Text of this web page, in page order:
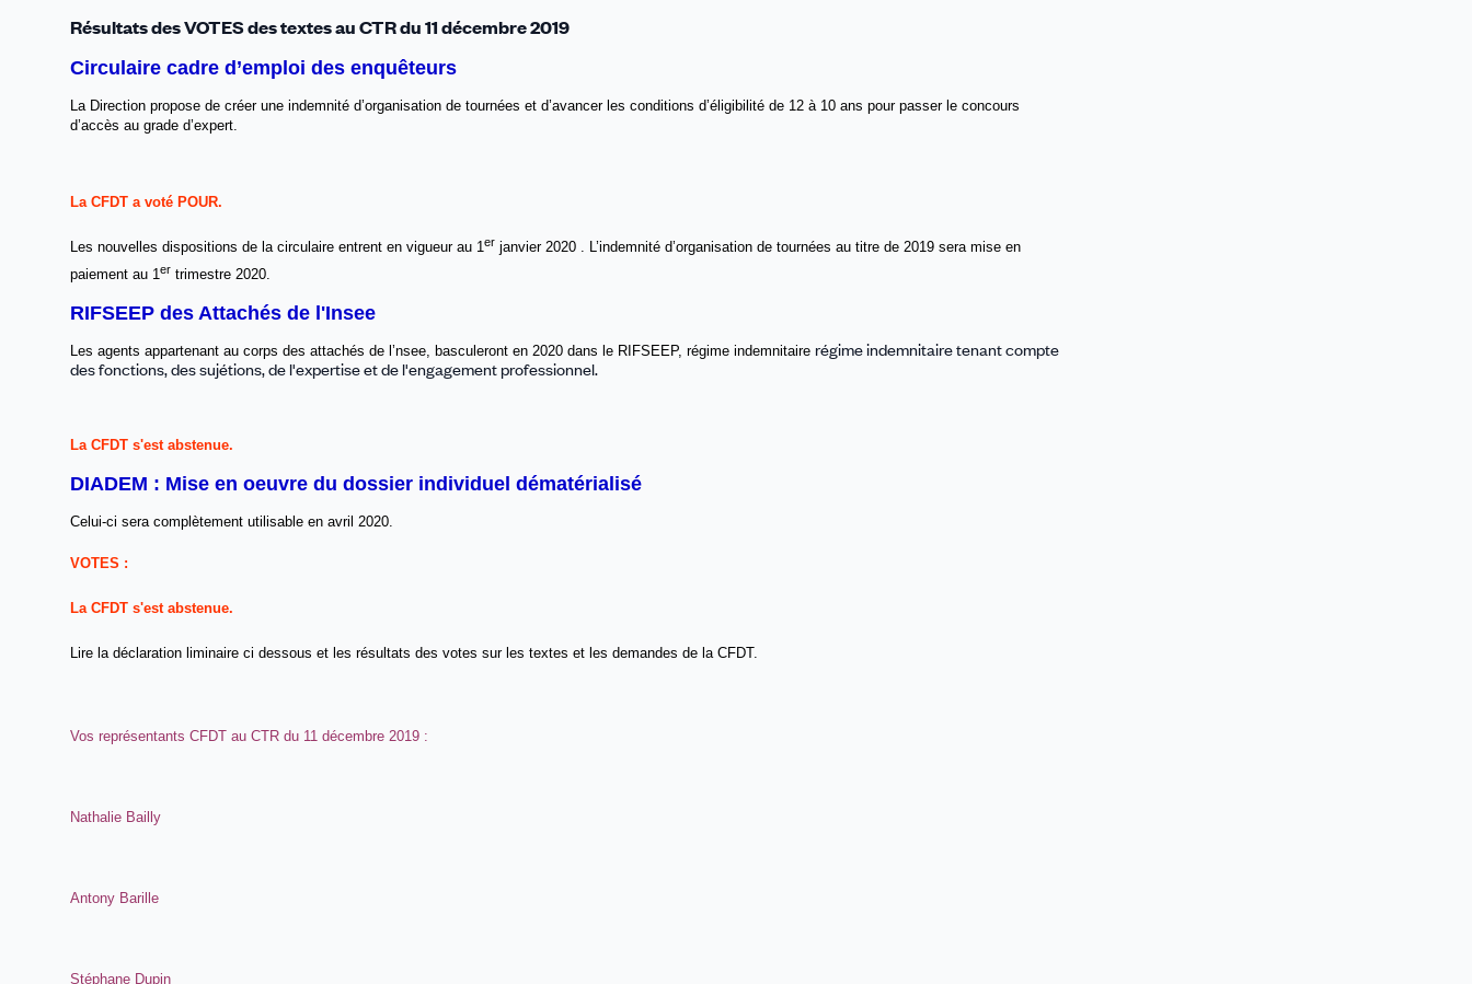
Résultats des VOTES des textes au CTR du 11 décembre 2019
Circulaire cadre d’emploi des enquêteurs
La Direction propose de créer une indemnité d’organisation de tournées et d’avancer les conditions d’éligibilité de 12 à 10 ans pour passer le concours
d’accès au grade d’expert.
La CFDT a voté POUR.
Les nouvelles dispositions de la circulaire entrent en vigueur au 1er janvier 2020 . L’indemnité d’organisation de tournées au titre de 2019 sera mise en
paiement au 1er trimestre 2020.
RIFSEEP des Attachés de l'Insee
Les agents appartenant au corps des attachés de l’nsee, basculeront en 2020 dans le RIFSEEP, régime indemnitaire régime indemnitaire tenant compte
des fonctions, des sujétions, de l'expertise et de l'engagement professionnel.
La CFDT s'est abstenue.
DIADEM : Mise en oeuvre du dossier individuel dématérialisé
Celui-ci sera complètement utilisable en avril 2020.
VOTES :
La CFDT s'est abstenue.
Lire la déclaration liminaire ci dessous et les résultats des votes sur les textes et les demandes de la CFDT.
Vos représentants CFDT au CTR du 11 décembre 2019 :
Nathalie Bailly
Antony Barille
Stéphane Dupin